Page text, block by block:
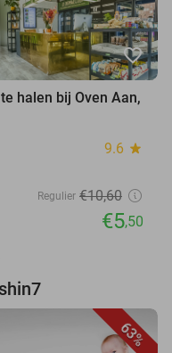
favorite_border
halen bij Oven Aan,
9.6 star
Regulier €10,60
€5,50
63%